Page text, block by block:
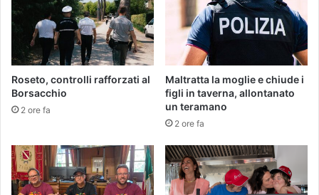
Roseto, controlli rafforzati al
Borsacchio
2 ore fa
Maltratta la moglie e chiude i
figli in taverna, allontanato
un teramano
2 ore fa